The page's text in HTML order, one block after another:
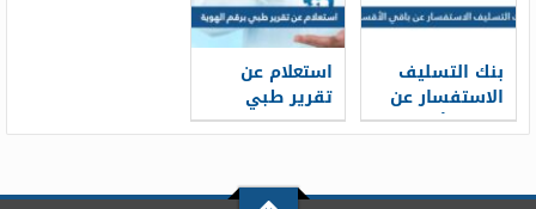
بنك التسليف
الاستفسار عن
باقي الأقساط
استعلام عن
تقرير طبي
برقم الهوية